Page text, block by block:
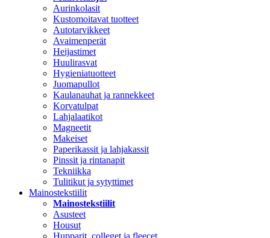
Aurinkolasit
Kustomoitavat tuotteet
Autotarvikkeet
Avaimenperät
Heijastimet
Huulirasvat
Hygieniatuotteet
Juomapullot
Kaulanauhat ja rannekkeet
Korvatulpat
Lahjalaatikot
Magneetit
Makeiset
Paperikassit ja lahjakassit
Pinssit ja rintanapit
Tekniikka
Tulitikut ja sytyttimet
Mainostekstiilit
Mainostekstiilit
Asusteet
Housut
Hupparit, colleget ja fleecet